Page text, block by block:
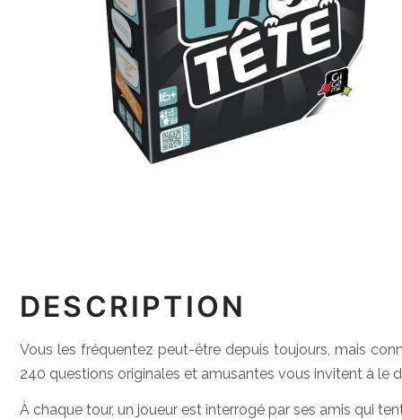
DESCRIPTION
Vous les fréquentez peut-être depuis toujours, mais
240 questions originales et amusantes vous invitent à le
À chaque tour, un joueur est interrogé par ses amis qui